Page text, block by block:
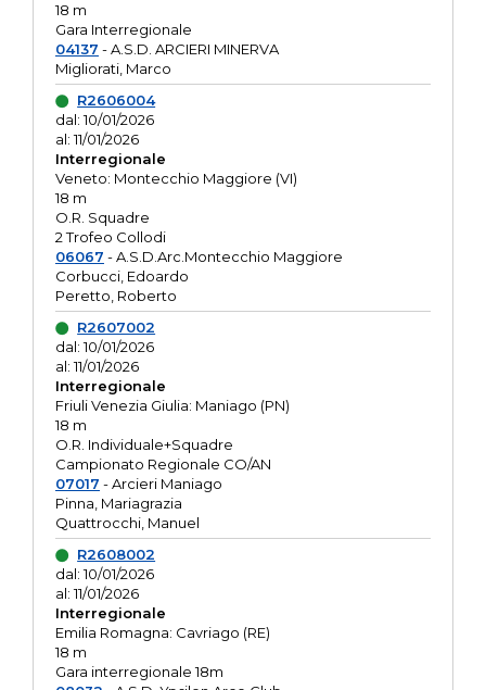
18 m
Gara Interregionale
04137 - A.S.D. ARCIERI MINERVA
Migliorati, Marco
R2606004
dal: 10/01/2026
al: 11/01/2026
Interregionale
Veneto: Montecchio Maggiore (VI)
18 m
O.R. Squadre
2 Trofeo Collodi
06067 - A.S.D.Arc.Montecchio Maggiore
Corbucci, Edoardo
Peretto, Roberto
R2607002
dal: 10/01/2026
al: 11/01/2026
Interregionale
Friuli Venezia Giulia: Maniago (PN)
18 m
O.R. Individuale+Squadre
Campionato Regionale CO/AN
07017 - Arcieri Maniago
Pinna, Mariagrazia
Quattrocchi, Manuel
R2608002
dal: 10/01/2026
al: 11/01/2026
Interregionale
Emilia Romagna: Cavriago (RE)
18 m
Gara interregionale 18m